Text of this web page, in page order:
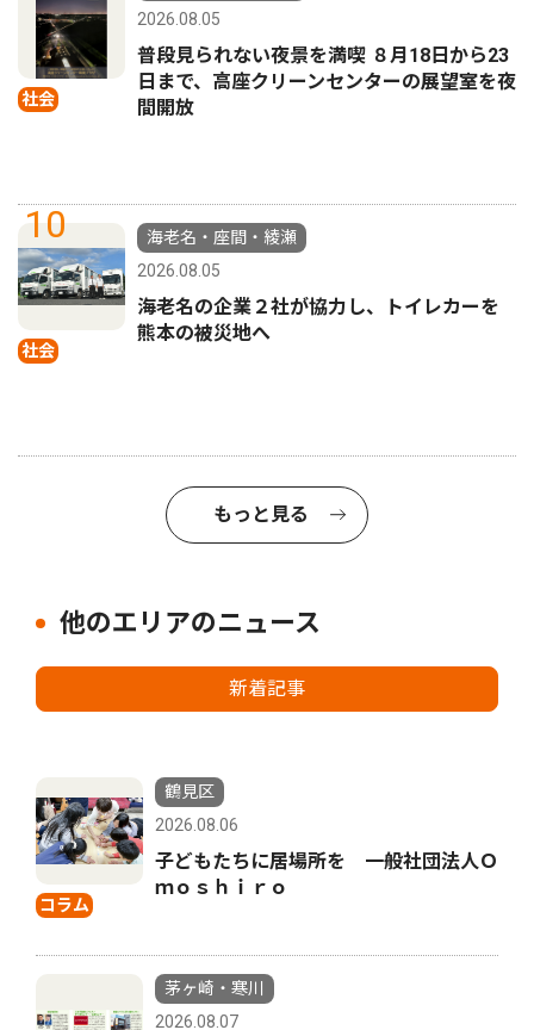
社会
2026.08.05
普段見られない夜景を満喫 ８月18日から23
日まで、高座クリーンセンターの展望室を夜
間開放
10
社会
海老名・座間・綾瀬
2026.08.05
海老名の企業２社が協力し、トイレカーを
熊本の被災地へ
もっと見る
他のエリアのニュース
新着記事
コラム
鶴見区
2026.08.06
子どもたちに居場所を 一般社団法人Ｏ
ｍｏｓｈｉｒｏ
茅ヶ崎・寒川
2026.08.07